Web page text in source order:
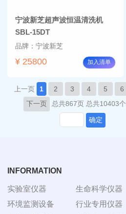
宁波新芝超声波恒温清洗机
SBL-15DT
品牌：宁波新芝
¥ 25800 加入清单
上一页 1 2 3 4 5 6
下一页
总共867页 总共10403个
确定
INFORMATION
实验室仪器
环境监测设备
生命科学仪器
行业专用仪器